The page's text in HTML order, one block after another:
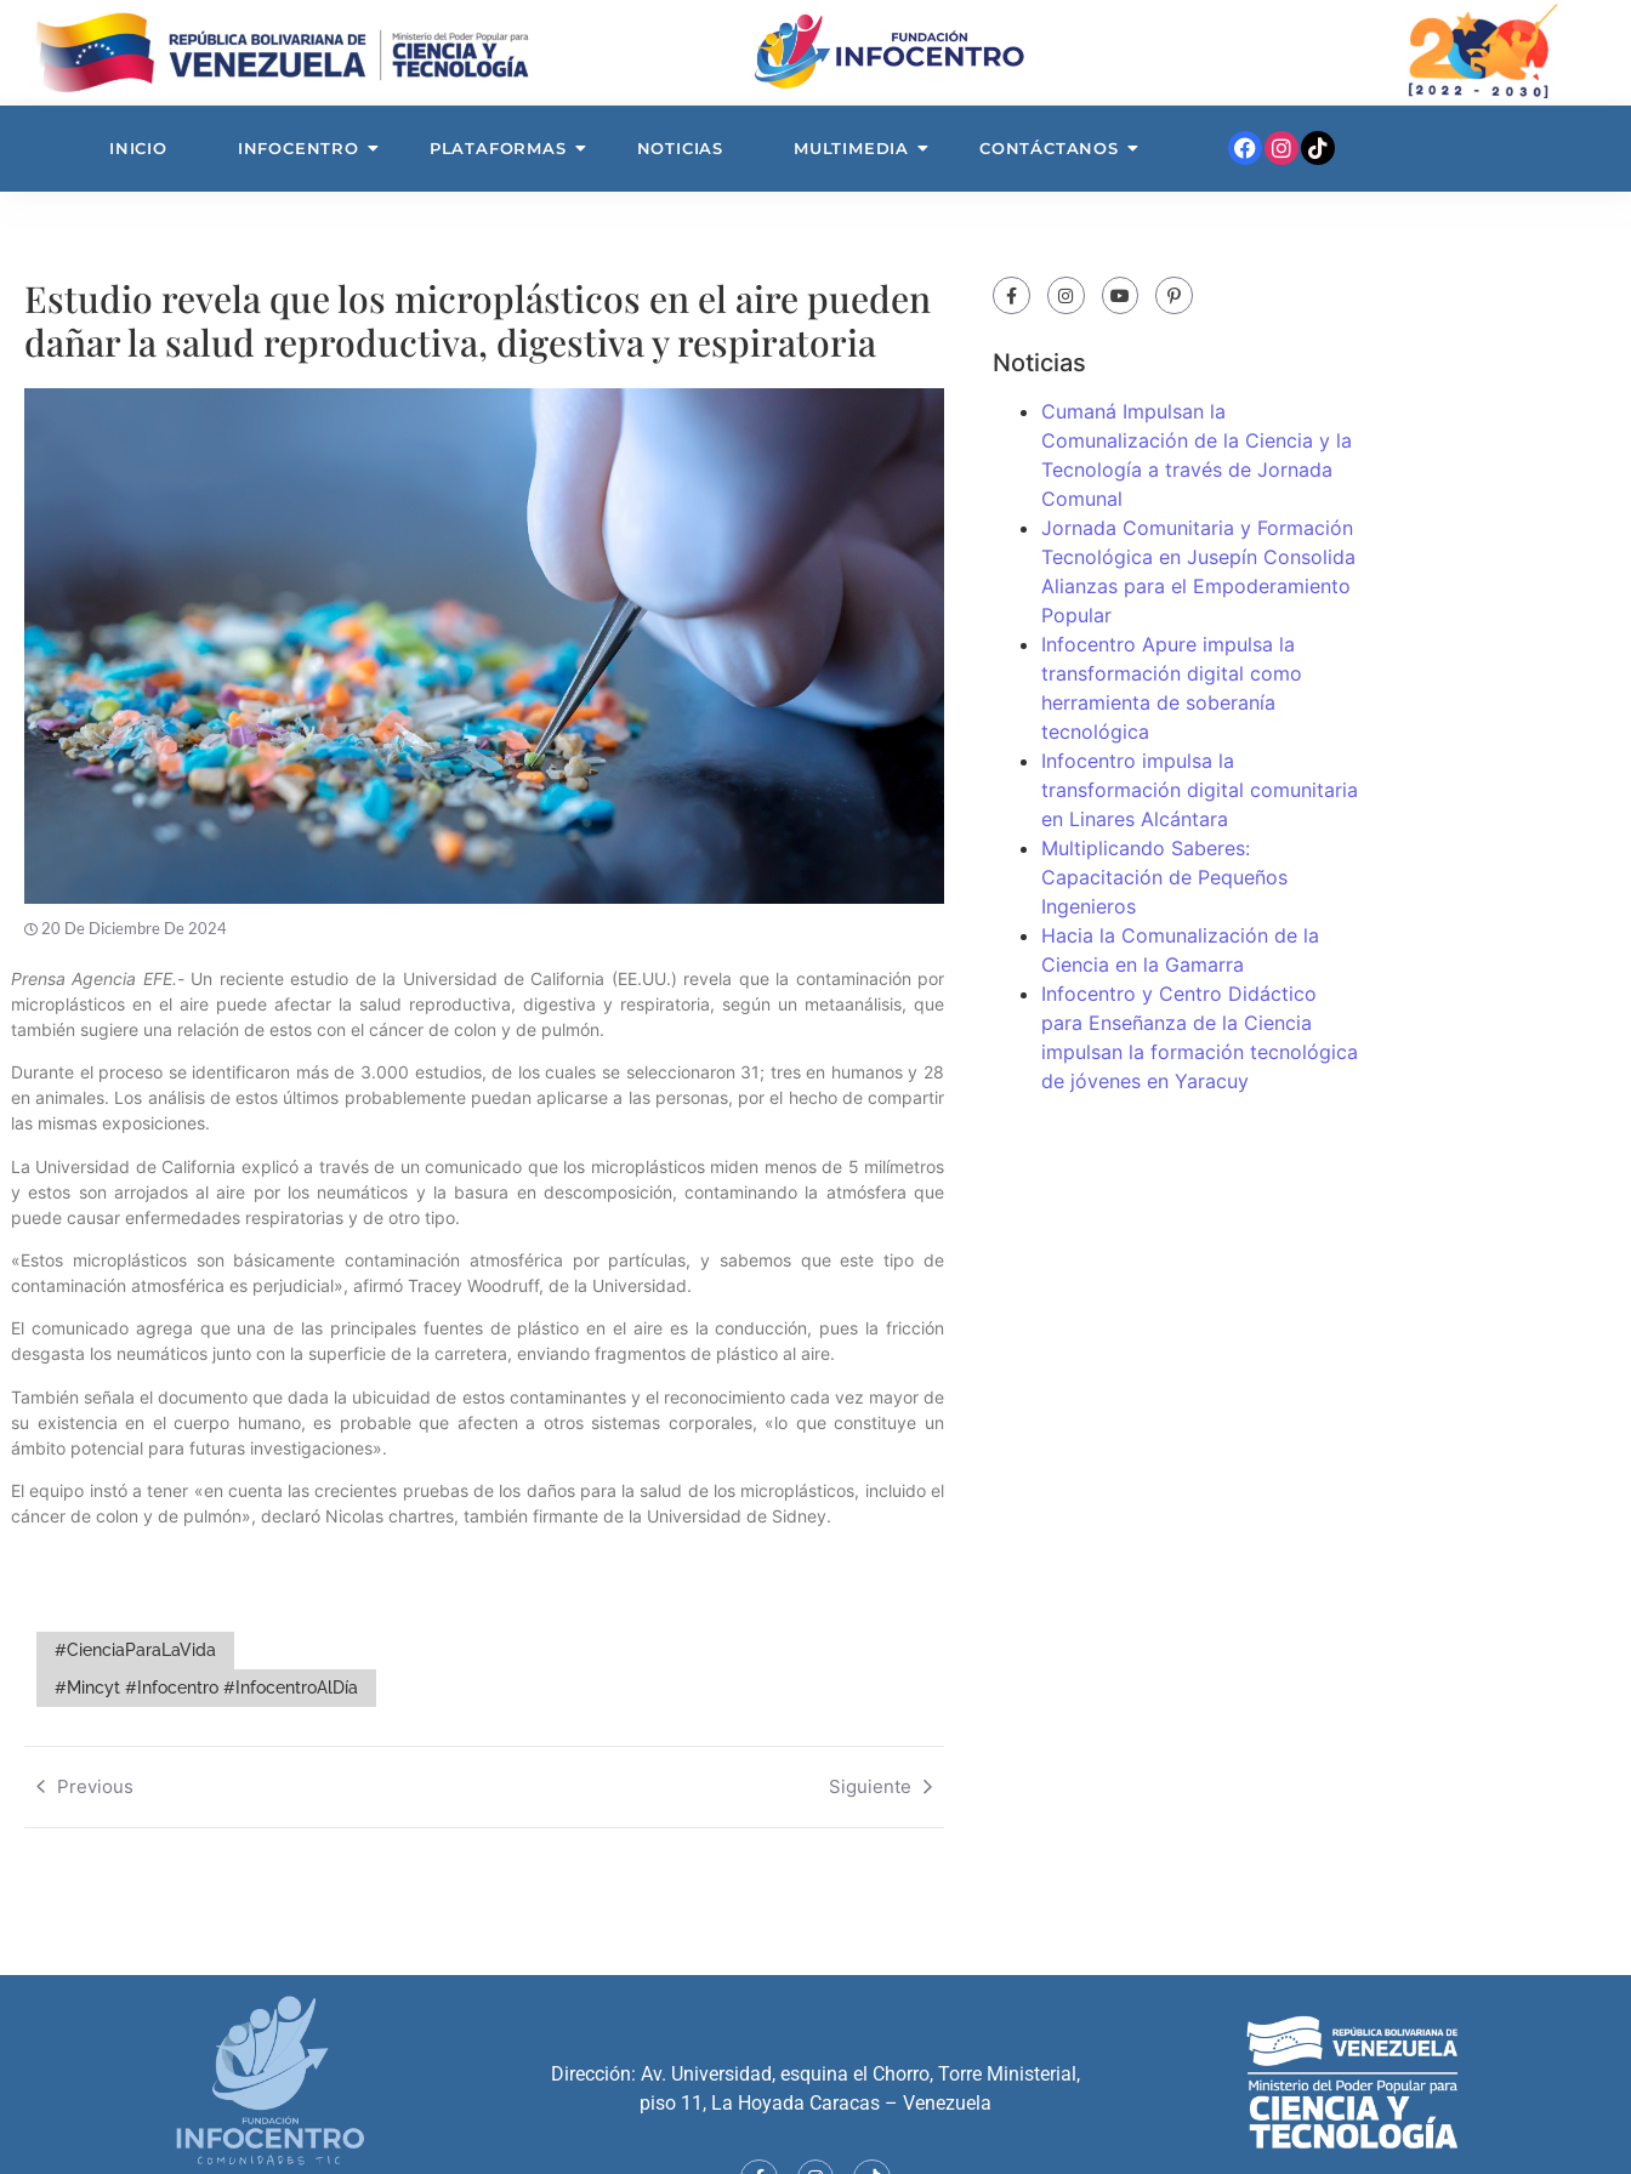
INICIO INFOCENTRO PLATAFORMAS NOTICIAS MULTIMEDIA CONTÁCTANOS
Estudio revela que los microplásticos en el aire pueden
dañar la salud reproductiva, digestiva y respiratoria
20 De Diciembre De 2024
Prensa Agencia EFE.-Un reciente estudio de la Universidad de California (EE.UU.) revela que la contaminación por
microplásticos en el aire puede afectar la salud reproductiva, digestiva y respiratoria, según un metaanálisis, que
también sugiere una relación de estos con el cáncer de colon y de pulmón.
Durante el proceso se identificaron más de 3.000 estudios, de los cuales se seleccionaron 31; tres en humanos y 28
en animales. Los análisis de estos últimos probablemente puedan aplicarse a las personas, por el hecho de compartir
las mismas exposiciones.
La Universidad de California explicó a través de un comunicado que los microplásticos miden menos de 5 milímetros
y estos son arrojados al aire por los neumáticos y la basura en descomposición, contaminando la atmósfera que
puede causar enfermedades respiratorias y de otro tipo.
«Estos microplásticos son básicamente contaminación atmosférica por partículas, y sabemos que este tipo de
contaminación atmosférica es perjudicial», afirmó Tracey Woodruff, de la Universidad.
El comunicado agrega que una de las principales fuentes de plástico en el aire es la conducción, pues la fricción
desgasta los neumáticos junto con la superficie de la carretera, enviando fragmentos de plástico al aire.
También señala el documento que dada la ubicuidad de estos contaminantes y el reconocimiento cada vez mayor de
su existencia en el cuerpo humano, es probable que afecten a otros sistemas corporales, «lo que constituye un
ámbito potencial para futuras investigaciones».
El equipo instó a tener «en cuenta las crecientes pruebas de los daños para la salud de los microplásticos, incluido el
cáncer de colon y de pulmón», declaró Nicolas chartres, también firmante de la Universidad de Sidney.
#CienciaParaLaVida
#Mincyt #Infocentro #InfocentroAlDía
Previous Siguiente
Noticias
Cumaná Impulsan la
Comunalización de la Ciencia y la
Tecnología a través de Jornada
Comunal
Jornada Comunitaria y Formación
Tecnológica en Jusepín Consolida
Alianzas para el Empoderamiento
Popular
Infocentro Apure impulsa la
transformación digital como
herramienta de soberanía
tecnológica
Infocentro impulsa la
transformación digital comunitaria
en Linares Alcántara
Multiplicando Saberes:
Capacitación de Pequeños
Ingenieros
Hacia la Comunalización de la
Ciencia en la Gamarra
Infocentro y Centro Didáctico
para Enseñanza de la Ciencia
impulsan la formación tecnológica
de jóvenes en Yaracuy
Dirección: Av. Universidad, esquina el Chorro, Torre Ministerial,
piso 11, La Hoyada Caracas – Venezuela